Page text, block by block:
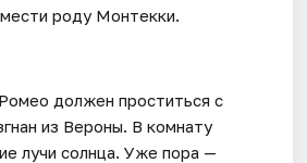
мести роду Монтекки.
должен проститься с
из Вероны. В комнату
лучи солнца. Уже пора —